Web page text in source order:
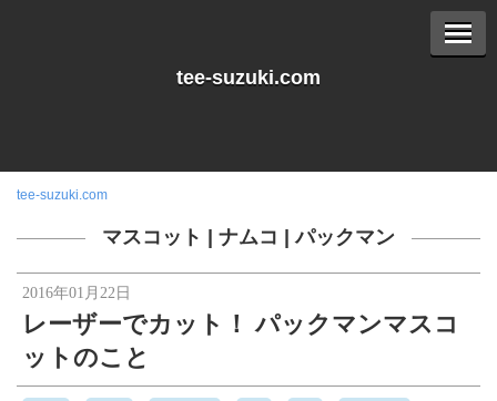
tee-suzuki.com
tee-suzuki.com
マスコット ナムコ |パックマン
2016年01月22日
レーザーでカット！ パックマンマスコ
ットのこと